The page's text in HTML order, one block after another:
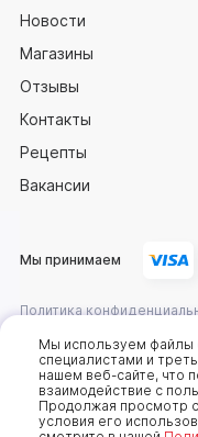
Мы используем файлы
специалистами и
нашем веб-сайте, что
взаимодействие с
Продолжая просмотр
условия его
Новости
Магазины
Отзывы
Контакты
Рецепты
Вакансии
2025 © Компания
Мы используем cookie-
Политика
Оферта
Мы принимаем